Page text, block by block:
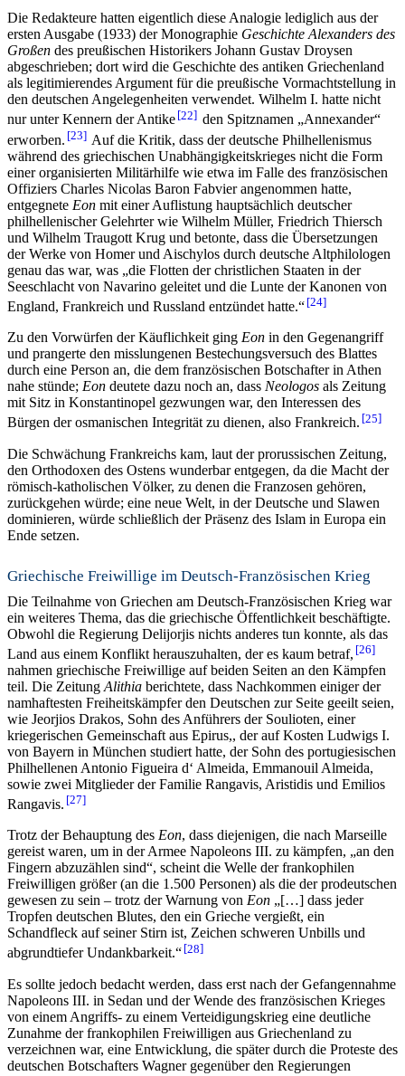
Die Redakteure hatten eigentlich diese Analogie lediglich aus der
ersten Ausgabe (1933) der Monographie Geschichte Alexanders des
Großen des preußischen Historikers Johann Gustav Droysen
abgeschrieben; dort wird die Geschichte des antiken Griechenland
als legitimierendes Argument für die preußische Vormachtstellung in
den deutschen Angelegenheiten verwendet. Wilhelm I. hatte nicht
nur unter Kennern der Antike 22
den Spitznamen „Annexander“
erworben. 23
Auf die Kritik, dass der deutsche Philhellenismus
während des griechischen Unabhängigkeitskrieges nicht die Form
einer organisierten Militärhilfe wie etwa im Falle des französischen
Offiziers Charles Nicolas Baron Fabvier angenommen hatte,
entgegnete Eon mit einer Auflistung hauptsächlich deutscher
philhellenischer Gelehrter wie Wilhelm Müller, Friedrich Thiersch
und Wilhelm Traugott Krug und betonte, dass die Übersetzungen
der Werke von Homer und Aischylos durch deutsche Altphilologen
genau das war, was „die Flotten der christlichen Staaten in der
Seeschlacht von Navarino geleitet und die Lunte der Kanonen von
England, Frankreich und Russland entzündet hatte.“ 24
Zu den Vorwürfen der Käuflichkeit ging Eon in den Gegenangriff
und prangerte den misslungenen Bestechungsversuch des Blattes
durch eine Person an, die dem französischen Botschafter in Athen
nahe stünde; Eon deutete dazu noch an, dass Neologos als Zeitung
mit Sitz in Konstantinopel gezwungen war, den Interessen des
Bürgen der osmanischen Integrität zu dienen, also Frankreich. 25
Die Schwächung Frankreichs kam, laut der prorussischen Zeitung,
den Orthodoxen des Ostens wunderbar entgegen, da die Macht der
römisch-katholischen Völker, zu denen die Franzosen gehören,
zurückgehen würde; eine neue Welt, in der Deutsche und Slawen
dominieren, würde schließlich der Präsenz des Islam in Europa ein
Ende setzen.
Griechische Freiwillige im Deutsch-Französischen Krieg
Die Teilnahme von Griechen am Deutsch-Französischen Krieg war
ein weiteres Thema, das die griechische Öffentlichkeit beschäftigte.
Obwohl die Regierung Delijorjis nichts anderes tun konnte, als das
Land aus einem Konflikt herauszuhalten, der es kaum betraf, 26
nahmen griechische Freiwillige auf beiden Seiten an den Kämpfen
teil. Die Zeitung Alithia berichtete, dass Nachkommen einiger der
namhaftesten Freiheitskämpfer den Deutschen zur Seite geeilt seien,
wie Jeorjios Drakos, Sohn des Anführers der Soulioten, einer
kriegerischen Gemeinschaft aus Epirus,, der auf Kosten Ludwigs I.
von Bayern in München studiert hatte, der Sohn des portugiesischen
Philhellenen Antonio Figueira d‘ Almeida, Emmanouil Almeida,
sowie zwei Mitglieder der Familie Rangavis, Aristidis und Emilios
Rangavis. 27
Trotz der Behauptung des Eon, dass diejenigen, die nach Marseille
gereist waren, um in der Armee Napoleons III. zu kämpfen, „an den
Fingern abzuzählen sind“, scheint die Welle der frankophilen
Freiwilligen größer (an die 1.500 Personen) als die der prodeutschen
gewesen zu sein – trotz der Warnung von Eon „[…] dass jeder
Tropfen deutschen Blutes, den ein Grieche vergießt, ein
Schandfleck auf seiner Stirn ist, Zeichen schweren Unbills und
abgrundtiefer Undankbarkeit.“ 28
Es sollte jedoch bedacht werden, dass erst nach der Gefangennahme
Napoleons III. in Sedan und der Wende des französischen Krieges
von einem Angriffs- zu einem Verteidigungskrieg eine deutliche
Zunahme der frankophilen Freiwilligen aus Griechenland zu
verzeichnen war, eine Entwicklung, die später durch die Proteste des
deutschen Botschafters Wagner gegenüber den Regierungen